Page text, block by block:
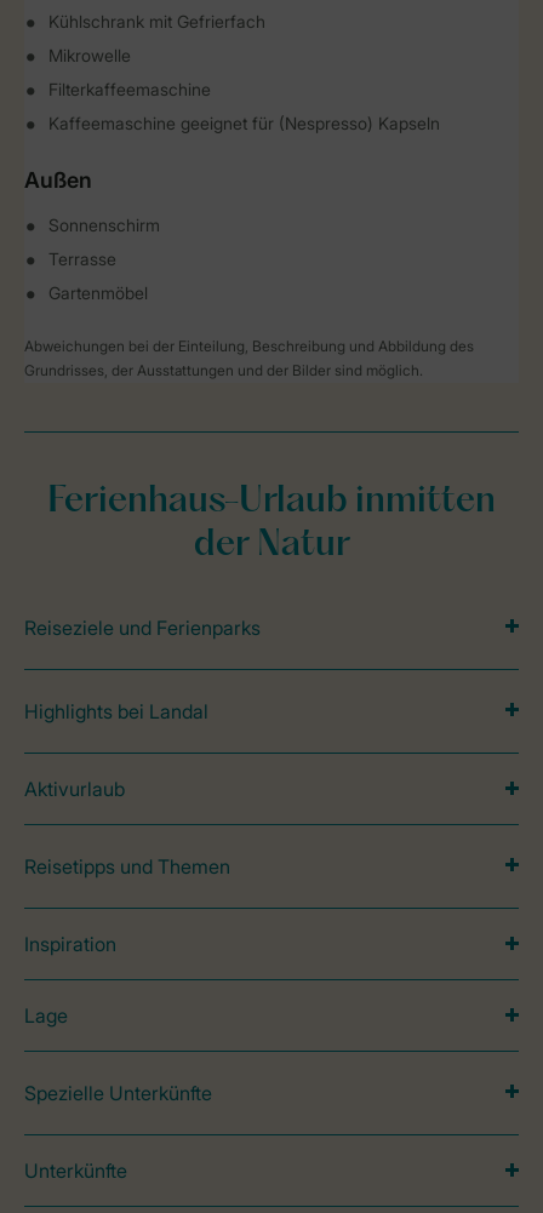
Kühlschrank mit Gefrierfach
Mikrowelle
Filterkaffeemaschine
Kaffeemaschine geeignet für (Nespresso) Kapseln
Außen
Sonnenschirm
Terrasse
Gartenmöbel
Abweichungen bei der Einteilung, Beschreibung und Abbildung des
Grundrisses, der Ausstattungen und der Bilder sind möglich.
Ferienhaus-Urlaub inmitten
der Natur
Reiseziele und Ferienparks
Highlights bei Landal
Aktivurlaub
Reisetipps und Themen
Inspiration
Lage
Spezielle Unterkünfte
Unterkünfte